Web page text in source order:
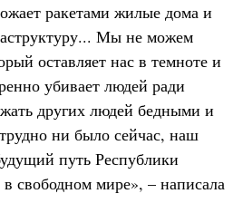
ракетами жилые дома и
Мы не можем
оставляет нас в темноте и
убивает людей ради
других людей бедными и
ни было сейчас, наш
путь Республики
свободном мире», – написала